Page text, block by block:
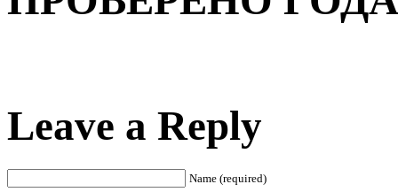
Leave a Reply
Name (required)